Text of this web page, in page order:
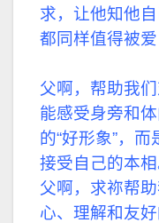
求，让他知他
都同样值得被爱
父啊，帮助我
能感受身旁和
的“好形象”，而
接受自己的本相
父啊，求祢帮
心、理解和友